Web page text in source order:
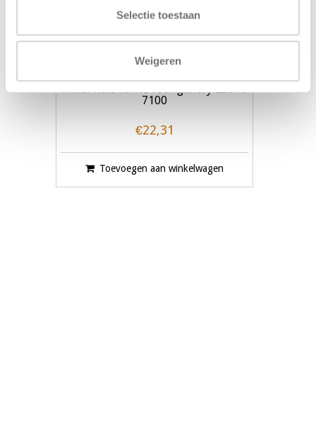
Selectie toestaan
Weigeren
Mixer huis koffie voor gallery 220 fb
7100
€22,31
Toevoegen aan winkelwagen